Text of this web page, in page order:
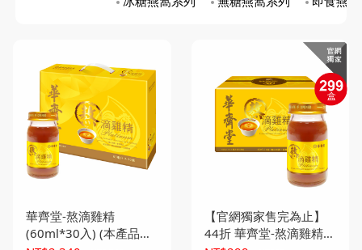
華齊堂-熬滴雞精
(60ml*30入) (本產品不
【官網獨家售完為止】
44折 華齊堂-熬滴雞精